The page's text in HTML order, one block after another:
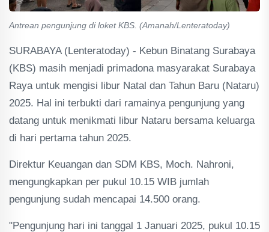
Antrean pengunjung di loket KBS. (Amanah/Lenteratoday)
SURABAYA (Lenteratoday) - Kebun Binatang Surabaya
(KBS) masih menjadi primadona masyarakat Surabaya
Raya untuk mengisi libur Natal dan Tahun Baru (Nataru)
2025. Hal ini terbukti dari ramainya pengunjung yang
datang untuk menikmati libur Nataru bersama keluarga
di hari pertama tahun 2025.
Direktur Keuangan dan SDM KBS, Moch. Nahroni,
mengungkapkan per pukul 10.15 WIB jumlah
pengunjung sudah mencapai 14.500 orang.
"Pengunjung hari ini tanggal 1 Januari 2025, pukul 10.15